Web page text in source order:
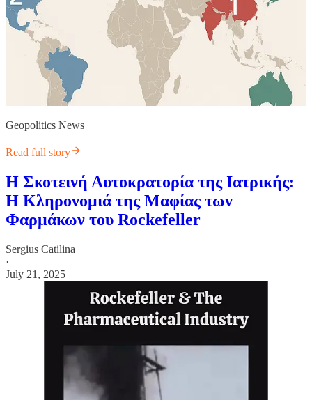
Geopolitics News
Read full story
Η Σκοτεινή Αυτοκρατορία της Ιατρικής:
Η Κληρονομιά της Μαφίας των
Φαρμάκων του Rockefeller
Sergius Catilina
·
July 21, 2025